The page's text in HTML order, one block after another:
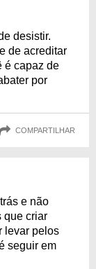
desistir.
de acreditar
é capaz de
por
COMPARTILHAR
e não
que criar
levar pelos
seguir em